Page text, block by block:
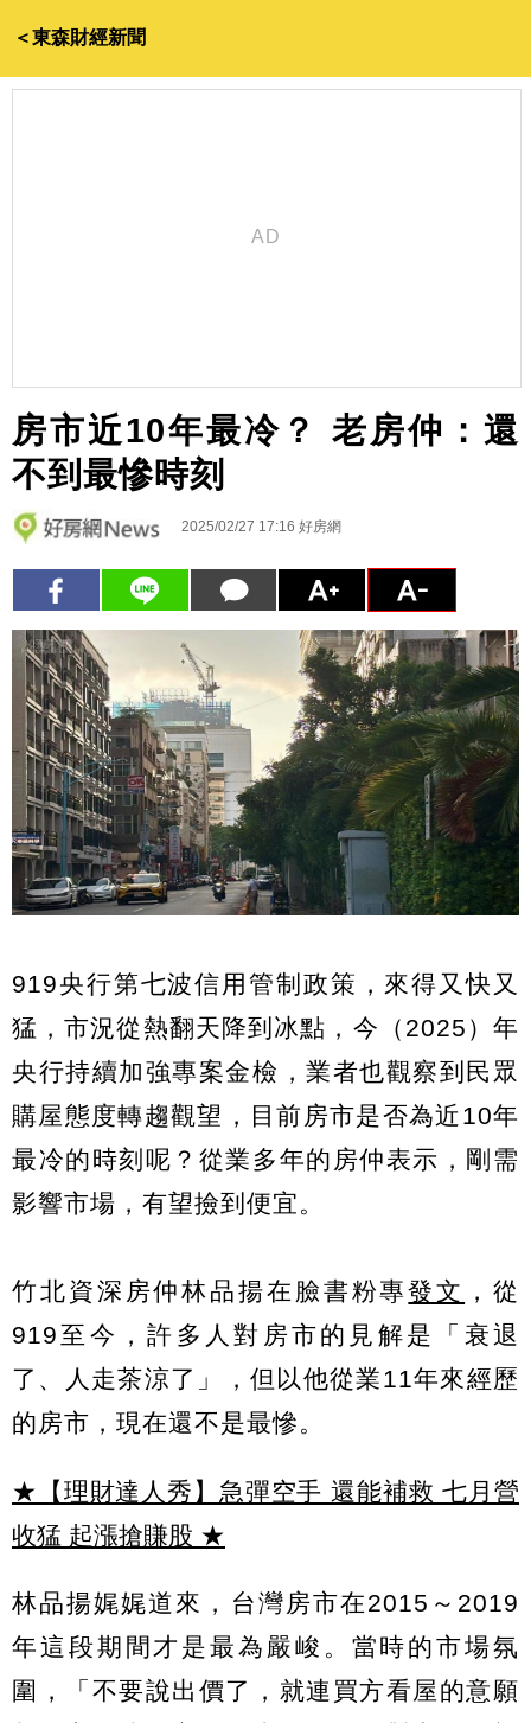
＜東森財經新聞
房市近10年最冷？ 老房仲：還
不到最慘時刻
2025/02/27 17:16 好房網
919央行第七波信用管制政策，來得又快又
猛，市況從熱翻天降到冰點，今（2025）年
央行持續加強專案金檢，業者也觀察到民眾
購屋態度轉趨觀望，目前房市是否為近10年
最冷的時刻呢？從業多年的房仲表示，剛需
影響市場，有望撿到便宜。
竹北資深房仲林品揚在臉書粉專發文 ，從
919至今，許多人對房市的見解是「衰退
了、人走茶涼了」，但以他從業11年來經歷
的房市，現在還不是最慘。
★【理財達人秀】急彈空手 還能補救 七月營
收猛 起漲搶賺股 ★
林品揚娓娓道來，台灣房市在2015～2019
年這段期間才是最為嚴峻。當時的市場氛
圍，「不要說出價了，就連買方看屋的意願